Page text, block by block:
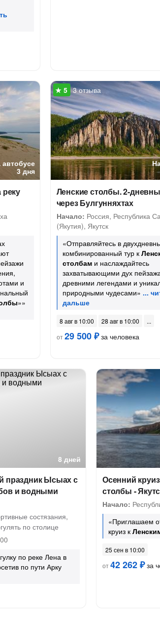
автобусе
3 дня
и
»»
3 отзыва
Ленские столбы. 2-
через Булгунняхтах
Начало: Россия, Республика
(Якутия), Якутск
«Отправляйтесь в
комбинированный тур к
столбами наслаждайтесь
захватывающими дух
древними легендами и
природными чудесами»
8 авг в 10:00
28 авг в 10:00
от29 500 ₽за человека
8 дней
праздник Ысыах с
и водными
состязания,
по столице
по реке Лена в
по пути Арку
Осенний
столбы -
Начало:
«Приглашаем
круиз к
25 сен в 10:00
от42 262 ₽за